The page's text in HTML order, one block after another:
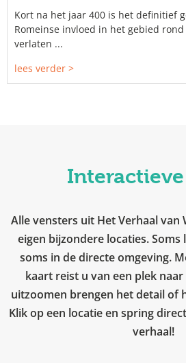
Kort na het jaar 400 is het definitief
Romeinse invloed in het gebied
verlaten ...
lees verder >
Alle vensters uit Het Verhaal van
eigen bijzondere locaties. Soms
soms in de directe omgeving.
kaart reist u van een plek
uitzoomen brengen het detail of
Klik op een locatie en spring
verhaal!